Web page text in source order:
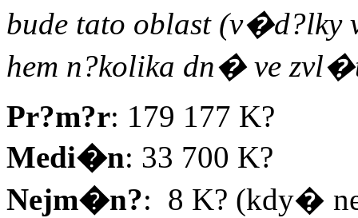
bude tato oblast
hem n?kolika dn� ve
Pr?m?r: 179 177 K?
Medi�n: 33 700 K?
Nejm�n?: 8 K? (kdy�